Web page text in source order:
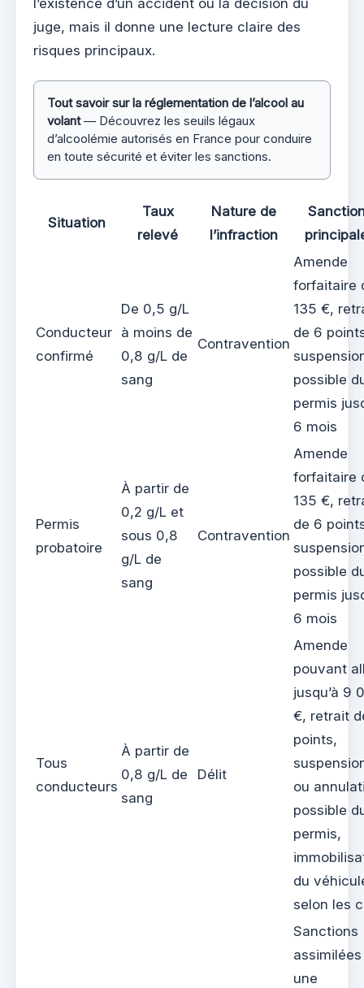
l’existence d’un accident ou la décision du
juge, mais il donne une lecture claire des
risques principaux.
Tout savoir sur la réglementation de l’alcool au
volant— Découvrez les seuils légaux
d’alcoolémie autorisés en France pour conduire
en toute sécurité et éviter les sanctions.
Situation
Taux
relevé
Nature de
l’infraction
Conducteur
confirmé
De 0,5 g/L
à moins de
0,8 g/L de
sang
Contravention
Amende
forfaitaire
135 €,
de 6
possible
permis
6 mois
Permis
probatoire
À partir de
0,2 g/L et
sous 0,8
g/L de
sang
Contravention
Amende
forfaitaire
135 €,
de 6
possible
permis
6 mois
Tous
conducteurs
À partir de
0,8 g/L de
sang
Délit
Amende
pouvant
jusqu’à 9
€, retrait
points,
ou
possible
permis,
du
selon les
Sanctions
une